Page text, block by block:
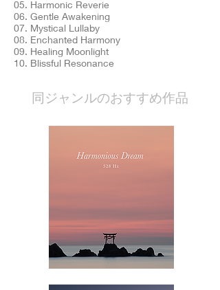
05. Harmonic Reverie
06. Gentle Awakening
07. Mystical Lullaby
08. Enchanted Harmony
09. Healing Moonlight
10. Blissful Resonance
​同ジャンルのおすすめ作品